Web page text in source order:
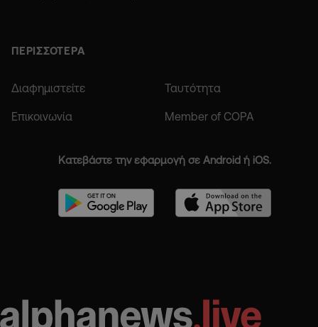
ΠΕΡΙΣΣΟΤΕΡΑ
Διαφημιστείτε Ταυτότητα
Επικοινωνία Member of COPA
Κατεβάστε την εφαρμογή σε Android ή iOS.